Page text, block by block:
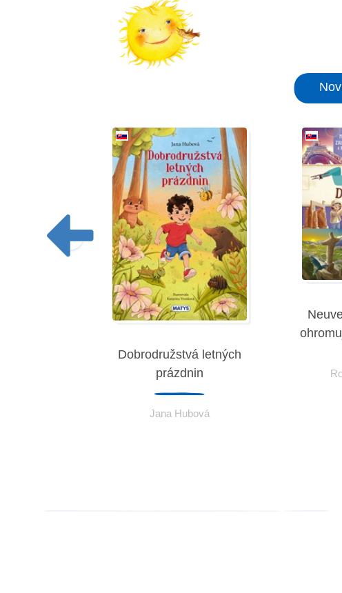
Dobrodružstvá letných
prázdnin
Jana Hubová